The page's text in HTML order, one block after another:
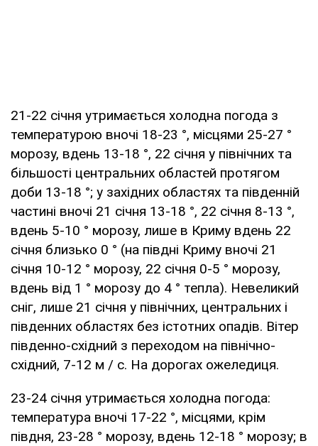
21-22 січня утримається холодна погода з
температурою вночі 18-23 °, місцями 25-27 °
морозу, вдень 13-18 °, 22 січня у північних та
більшості центральних областей протягом
доби 13-18 °; у західних областях та південній
частині вночі 21 січня 13-18 °, 22 січня 8-13 °,
вдень 5-10 ° морозу, лише в Криму вдень 22
січня близько 0 ° (на півдні Криму вночі 21
січня 10-12 ° морозу, 22 січня 0-5 ° морозу,
вдень від 1 ° морозу до 4 ° тепла). Невеликий
сніг, лише 21 січня у північних, центральних і
південних областях без істотних опадів. Вітер
південно-східний з переходом на північно-
східний, 7-12 м / с. На дорогах ожеледиця.
23-24 січня утримається холодна погода:
температура вночі 17-22 °, місцями, крім
півдня, 23-28 ° морозу, вдень 12-18 ° морозу; в